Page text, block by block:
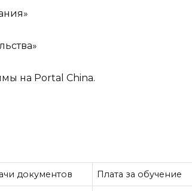
на Portal China.
документов Плата за обучение